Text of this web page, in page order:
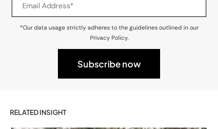
*Our data usage strictly adheres to the guidelines outlined in our
Privacy Policy.
RELATED INSIGHT